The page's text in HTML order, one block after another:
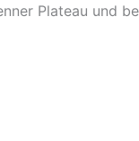
Plateau und